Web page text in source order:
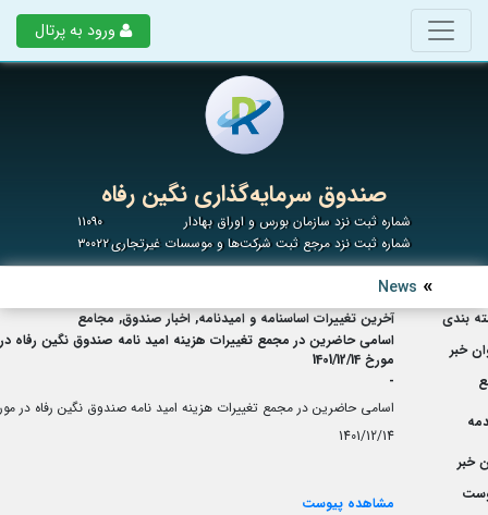
ورود به پرتال
صندوق سرمایه‌گذاری نگین رفاه
شماره ثبت نزد سازمان بورس و اوراق بهادار
۱۱۰۹۰
شماره ثبت نزد مرجع ثبت شرکت‌ها و موسسات غیرتجاری۳۰۰۲۲
News
بندی
آخرین تغییرات اساسنامه و امیدنامه, اخبار صندوق, مجامع
خبر
اسامی حاضرین در مجمع تغییرات هزینه امید نامه صندوق نگین رفاه در
مورخ 1401/12/14
-
اسامی حاضرین در مجمع تغییرات هزینه امید نامه صندوق نگین رفاه در
1401/12/14
خبر
مشاهده پیوست